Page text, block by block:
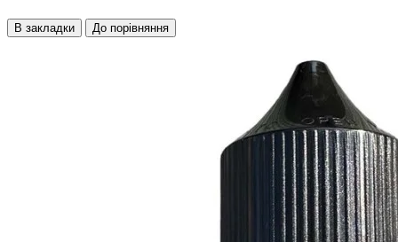
В закладки До порівняння